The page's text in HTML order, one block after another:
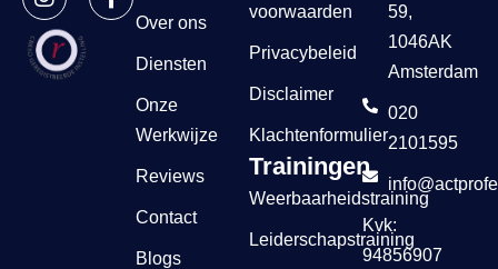
Over ons
Diensten
Onze
Werkwijze
Reviews
Contact
Blogs
voorwaarden
Privacybeleid
Disclaimer
Klachtenformulier
Trainingen
Weerbaarheidstraining
Leiderschapstraining
59,
1046AK
Amsterdam
020
2101595
Kvk:
94856907